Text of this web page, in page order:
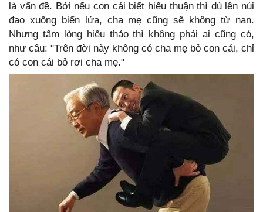
là vấn đề. Bởi nếu con cái biết hiếu thuận thì dù lên núi
đao xuống biển lửa, cha mẹ cũng sẽ không từ nan.
Nhưng tấm lòng hiếu thảo thì không phải ai cũng có,
như câu: "Trên đời này không có cha mẹ bỏ con cái, chỉ
có con cái bỏ rơi cha mẹ."